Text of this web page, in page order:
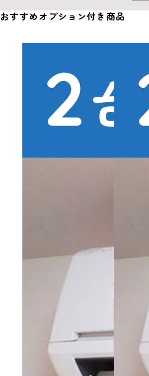
おすすめオプション付き商品